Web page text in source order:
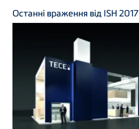
Останні враження від ISH 2017